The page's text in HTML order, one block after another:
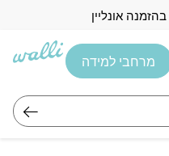
אונליין
מרחבי למידה